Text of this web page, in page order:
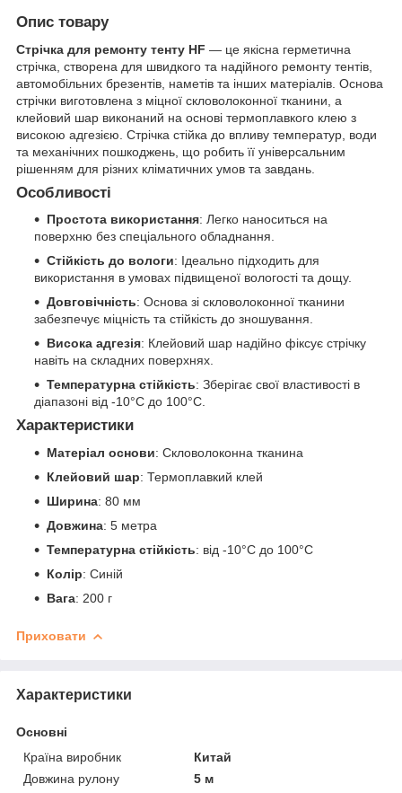
Опис товару
Стрічка для ремонту тенту HF — це якісна герметична
стрічка, створена для швидкого та надійного ремонту тентів,
автомобільних брезентів, наметів та інших матеріалів. Основа
стрічки виготовлена з міцної скловолоконної тканини, а
клейовий шар виконаний на основі термоплавкого клею з
високою адгезією. Стрічка стійка до впливу температур, води
та механічних пошкоджень, що робить її універсальним
рішенням для різних кліматичних умов та завдань.
Особливості
Простота використання: Легко наноситься на
поверхню без спеціального обладнання.
Стійкість до вологи: Ідеально підходить для
використання в умовах підвищеної вологості та дощу.
Довговічність: Основа зі скловолоконної тканини
забезпечує міцність та стійкість до зношування.
Висока адгезія: Клейовий шар надійно фіксує стрічку
навіть на складних поверхнях.
Температурна стійкість: Зберігає свої властивості в
діапазоні від -10°C до 100°C.
Характеристики
Матеріал основи: Скловолоконна тканина
Клейовий шар: Термоплавкий клей
Ширина: 80 мм
Довжина: 5 метра
Температурна стійкість: від -10°C до 100°C
Колір: Синій
Вага: 200 г
Приховати
Характеристики
Основні
Країна виробник
Китай
Довжина рулону
5 м